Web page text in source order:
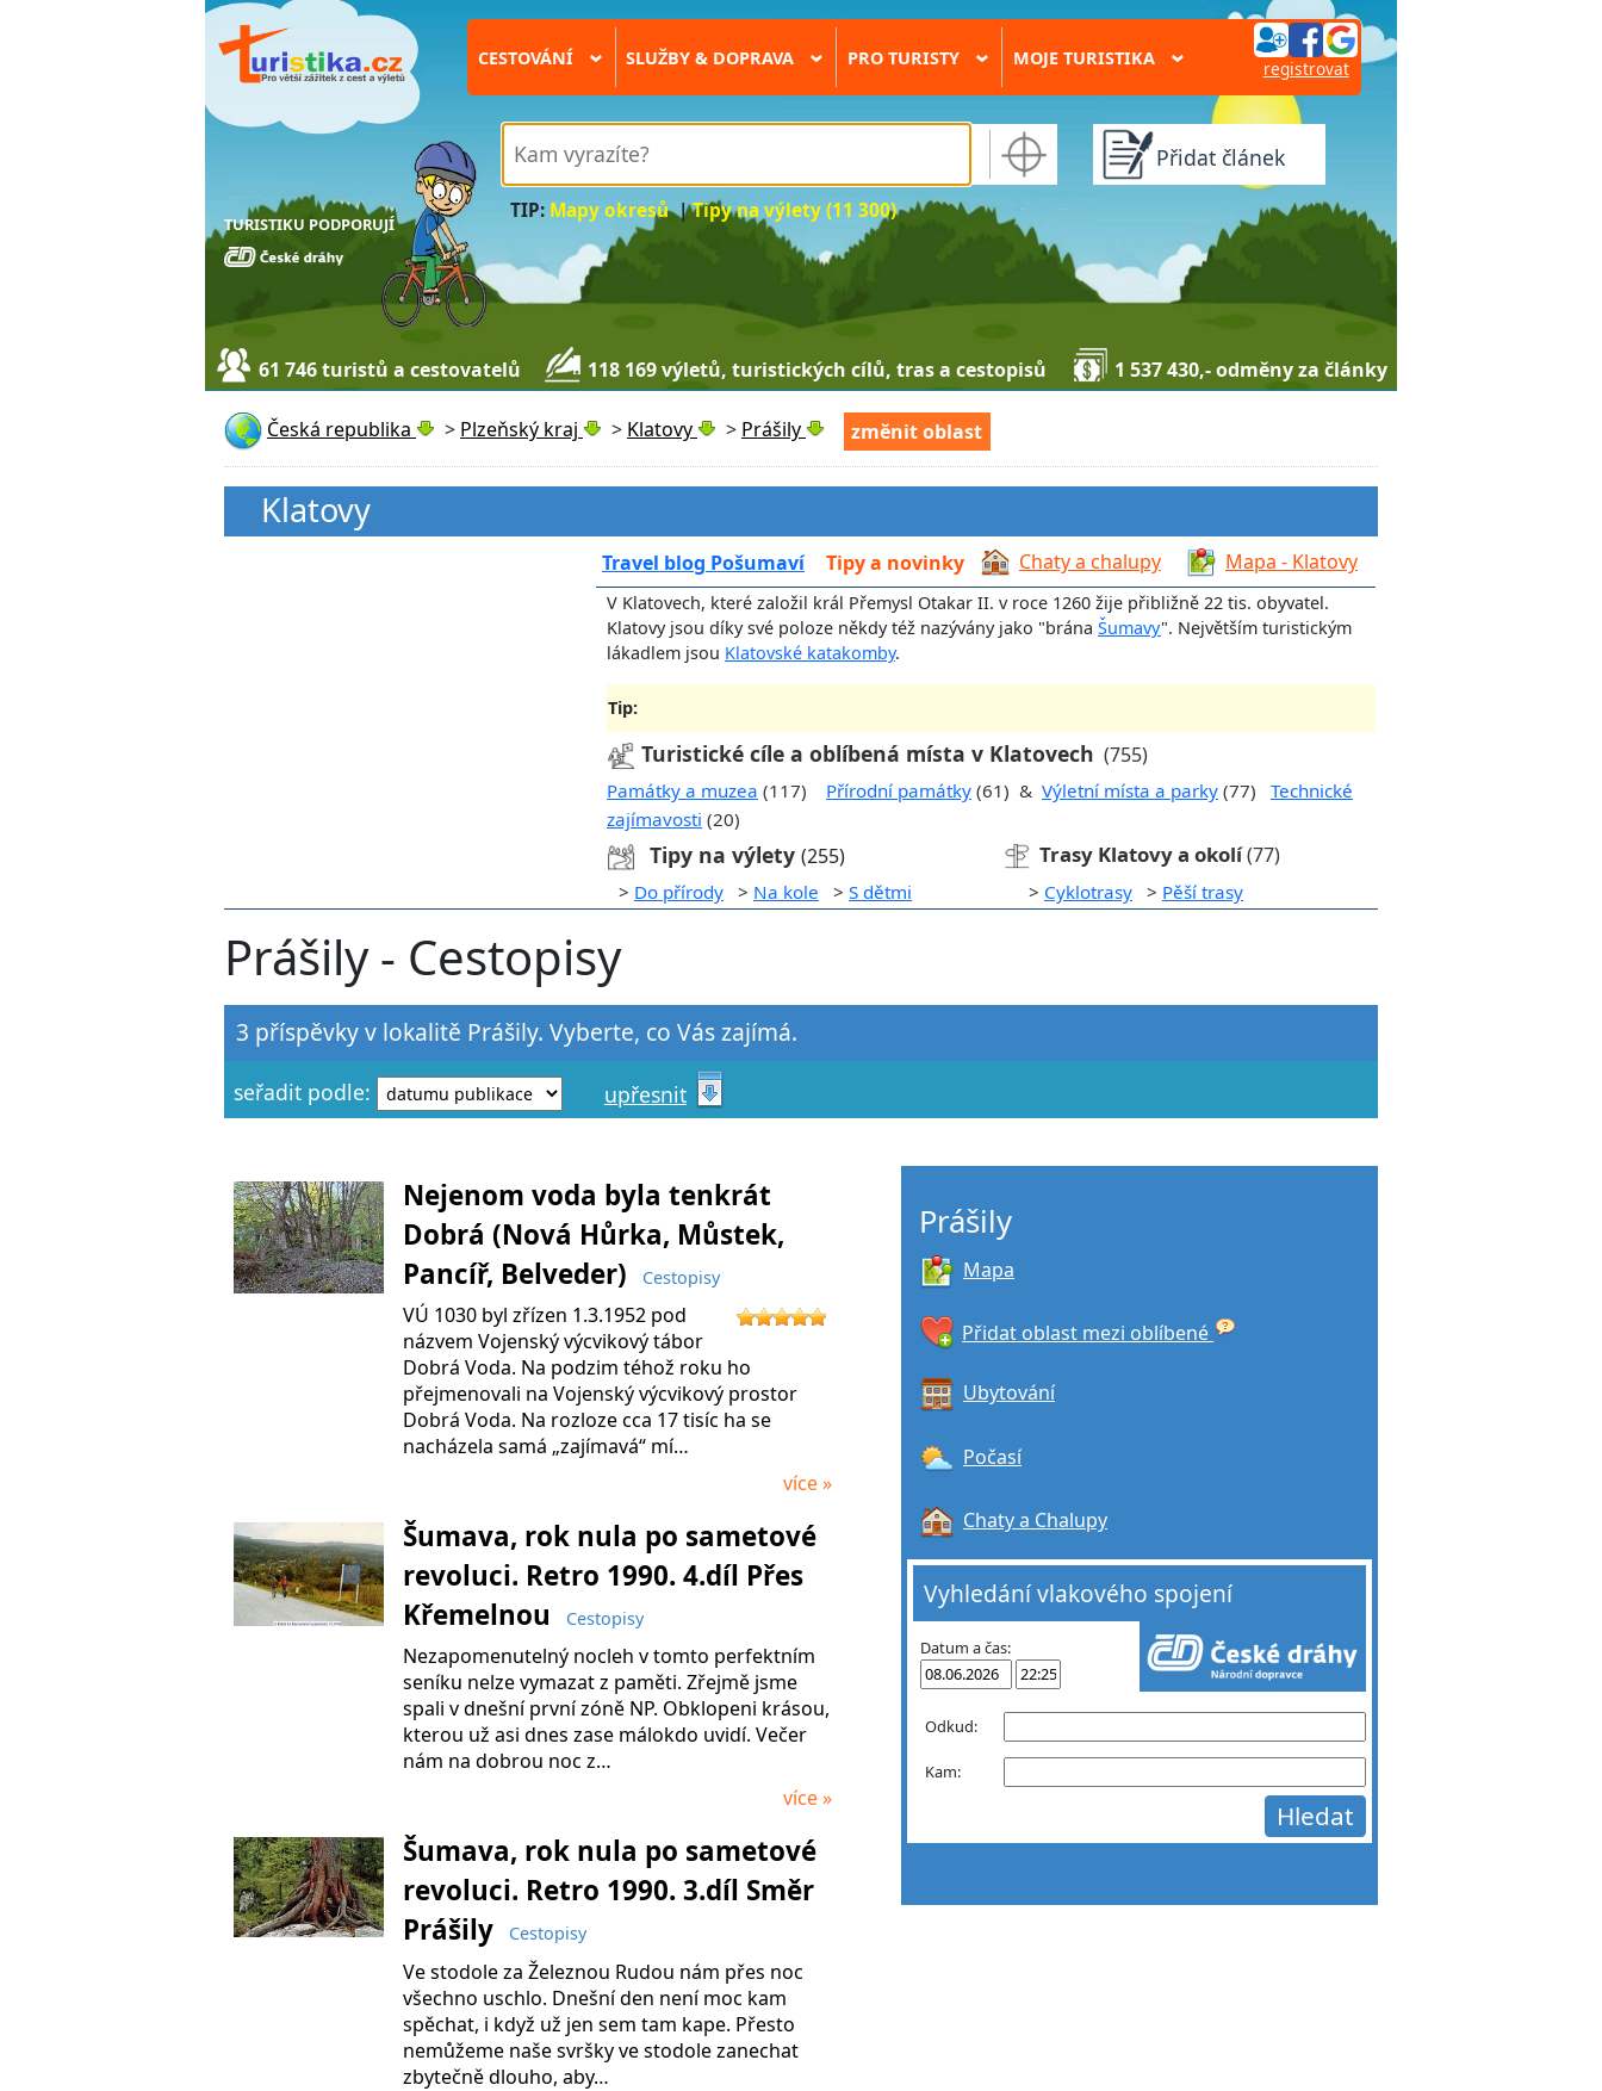
TURISTIKU PODPORUJÍ
CESTOVÁNÍ › SLUŽBY & DOPRAVA › PRO TURISTY › MOJE TURISTIKA › registrovat
TIP: Mapy okresů|Tipy na výlety (11 300)
Přidat článek
61 746 turistů a cestovatelů 118 169 výletů, turistických cílů, tras a cestopisů 1 537 430,- odměny za články
Česká republika > Plzeňský kraj > Klatovy > Prášily změnit oblast
Klatovy
Travel blog Pošumaví Tipy a novinky Chaty a chalupy Mapa - Klatovy
V Klatovech, které založil král Přemysl Otakar II. v roce 1260 žije přibližně 22 tis. obyvatel.
Klatovy jsou díky své poloze někdy též nazývány jako "brána Šumavy". Největším turistickým
lákadlem jsou Klatovské katakomby.
Tip:
Turistické cíle a oblíbená místa v Klatovech (755)
Památky a muzea (117) Přírodní památky (61) & Výletní místa a parky (77) Technické
zajímavosti (20)
Tipy na výlety (255) Trasy Klatovy a okolí(77)
> Do přírody > Na kole > S dětmi > Cyklotrasy > Pěší trasy
Prášily - Cestopisy
3 příspěvky v lokalitě Prášily. Vyberte, co Vás zajímá.
seřadit podle: upřesnit
Nejenom voda byla tenkrát
Dobrá (Nová Hůrka, Můstek,
Pancíř, Belveder)
Cestopisy
VÚ 1030 byl zřízen 1.3.1952 pod
názvem Vojenský výcvikový tábor
Dobrá Voda. Na podzim téhož roku ho
přejmenovali na Vojenský výcvikový prostor
Dobrá Voda. Na rozloze cca 17 tisíc ha se
nacházela samá „zajímavá“ mí…
více »
Šumava, rok nula po sametové
revoluci. Retro 1990. 4.díl Přes
Křemelnou
Cestopisy
Nezapomenutelný nocleh v tomto perfektním
seníku nelze vymazat z paměti. Zřejmě jsme
spali v dnešní první zóně NP. Obklopeni krásou,
kterou už asi dnes zase málokdo uvidí. Večer
nám na dobrou noc z…
více »
Šumava, rok nula po sametové
revoluci. Retro 1990. 3.díl Směr
Prášily
Cestopisy
Ve stodole za Železnou Rudou nám přes noc
všechno uschlo. Dnešní den není moc kam
spěchat, i když už jen sem tam kape. Přesto
nemůžeme naše svršky ve stodole zanechat
zbytečně dlouho, aby…
Prášily
Mapa
Přidat oblast mezi oblíbené
Ubytování
Počasí
Chaty a Chalupy
Vyhledání vlakového spojení
Datum a čas:
Odkud:
Kam: